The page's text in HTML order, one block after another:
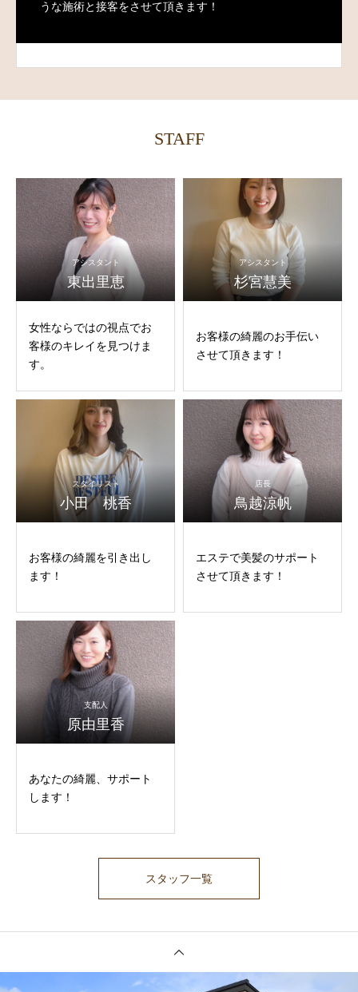
うな施術と接客をさせて頂きます！
STAFF
アシスタント
東出里恵
女性ならではの視点でお
客様のキレイを見つけま
す。
アシスタント
杉宮慧美
お客様の綺麗のお手伝い
させて頂きます！
スタイリスト
小田 桃香
お客様の綺麗を引き出し
ます！
店長
鳥越涼帆
エステで美髪のサポート
させて頂きます！
支配人
原由里香
あなたの綺麗、サポート
します！
スタッフ一覧